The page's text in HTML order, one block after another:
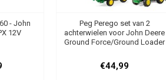
- John
12V
Peg Perego set van 2
achterwielen voor John Deere
Ground Force/Ground Loader
€44,99